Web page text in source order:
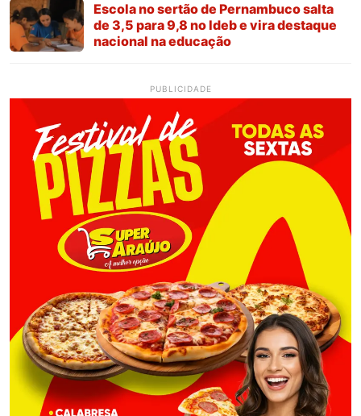
Escola no sertão de Pernambuco salta
de 3,5 para 9,8 no Ideb e vira destaque
nacional na educação
PUBLICIDADE